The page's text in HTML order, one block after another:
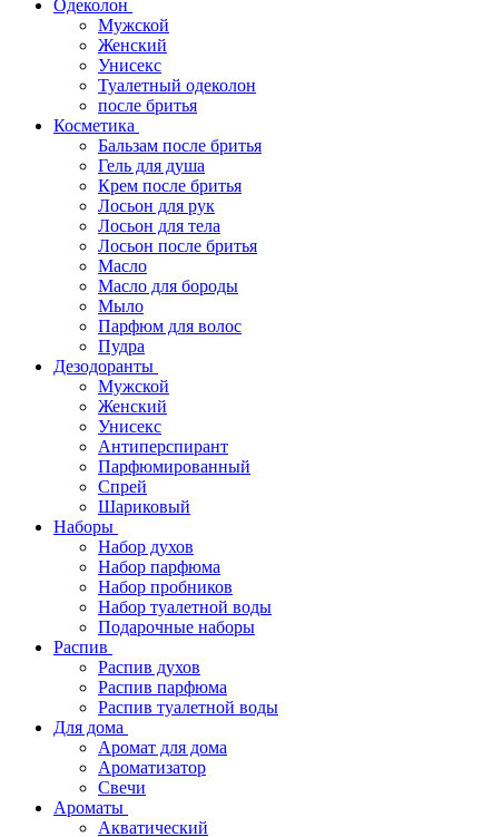
Одеколон
Мужской
Женский
Унисекс
Туалетный одеколон
после бритья
Косметика
Бальзам после бритья
Гель для душа
Крем после бритья
Лосьон для рук
Лосьон для тела
Лосьон после бритья
Масло
Масло для бороды
Мыло
Парфюм для волос
Пудра
Дезодоранты
Мужской
Женский
Унисекс
Антиперспирант
Парфюмированный
Спрей
Шариковый
Наборы
Набор духов
Набор парфюма
Набор пробников
Набор туалетной воды
Подарочные наборы
Распив
Распив духов
Распив парфюма
Распив туалетной воды
Для дома
Аромат для дома
Ароматизатор
Свечи
Ароматы
Акватический